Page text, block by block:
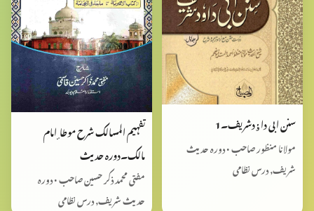
سنن ابی داٶدشریف۔1
مولانا منظور صاحب • دورہ حدیث
شریف, درس نظامی
تفہیم المسالک شرح موطا ٕ امام
مالک۔دورہ حدیث
مفتی محمد ذکر حسین صاحب • دورہ
حدیث شریف, درس نظامی